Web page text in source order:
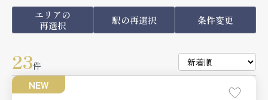
エリアの
再選択
駅の再選択 条件変更
23件
NEW